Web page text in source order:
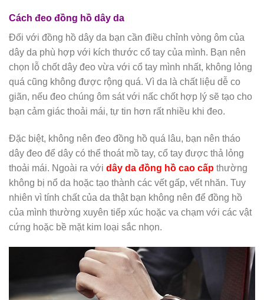
Cách đeo đồng hồ dây da
Đối với đồng hồ dây da bạn cần điều chỉnh vòng ôm của
dây da phù hợp với kích thước cổ tay của mình. Bạn nên
chọn lỗ chốt dây đeo vừa với cổ tay mình nhất, không lỏng
quá cũng không được rộng quá. Vì da là chất liệu dễ co
giãn, nếu đeo chúng ôm sát với nấc chốt hợp lý sẽ tạo cho
bạn cảm giác thoải mái, tự tin hơn rất nhiều khi đeo.
Đặc biệt, không nên đeo đồng hồ quá lâu, bạn nên tháo
dây đeo để dây có thể thoát mồ tay, cổ tay được thả lỏng
thoải mái. Ngoài ra với dây da đồng hồ cao cấp thường
không bị nổ da hoặc tạo thành các vết gấp, vết nhăn. Tuy
nhiên vì tính chất của da thật bạn không nên để đồng hồ
của mình thường xuyên tiếp xúc hoặc va chạm với các vật
cứng hoặc bề mặt kim loại sắc nhọn.